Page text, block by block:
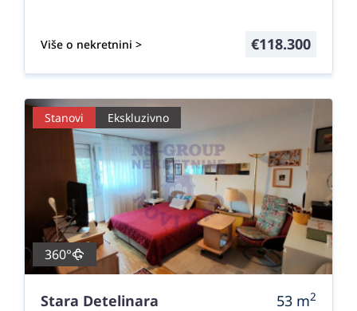
Više o nekretnini > €118.300
Stanovi Ekskluzivno
360°
Stara Detelinara 53 m2